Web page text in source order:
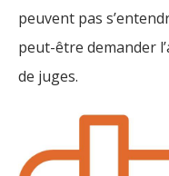
peuvent pas
peut-être demander
de juges.
Ce